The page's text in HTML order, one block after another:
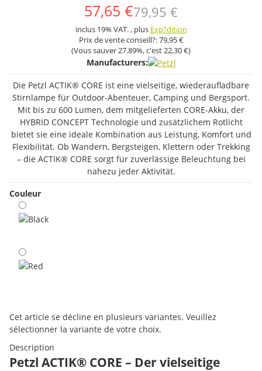
57,65 €79,95 €
inclus 19% VAT. , plus Exp?dition
Prix ​​de vente conseill?:79,95 €
(Vous sauver27.89%, c'est22,30 €)
Manufacturers:
Die Petzl ACTIK® CORE ist eine vielseitige, wiederaufladbare
Stirnlampe für Outdoor-Abenteuer, Camping und Bergsport.
Mit bis zu 600 Lumen, dem mitgelieferten CORE-Akku, der
HYBRID CONCEPT Technologie und zusätzlichem Rotlicht
bietet sie eine ideale Kombination aus Leistung, Komfort und
Flexibilität. Ob Wandern, Bergsteigen, Klettern oder Trekking
– die ACTIK® CORE sorgt für zuverlässige Beleuchtung bei
nahezu jeder Aktivität.
Couleur
Black
x
Cet article se décline en plusieurs variantes. Veuillez
sélectionner la variante de votre choix.
Description
Petzl ACTIK® CORE – Der vielseitige